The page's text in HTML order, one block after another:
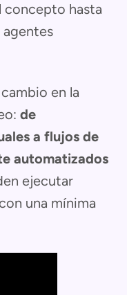
concepto hasta
en la
de
a flujos de
automatizados
ejecutar
una mínima